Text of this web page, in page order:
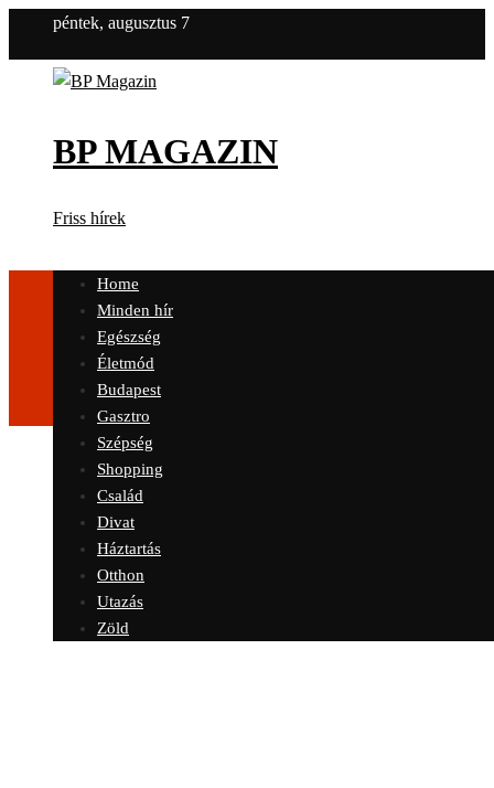
péntek, augusztus 7
BP MAGAZIN
Friss hírek
Home
Minden hír
Egészség
Életmód
Budapest
Gasztro
Szépség
Shopping
Család
Divat
Háztartás
Otthon
Utazás
Zöld